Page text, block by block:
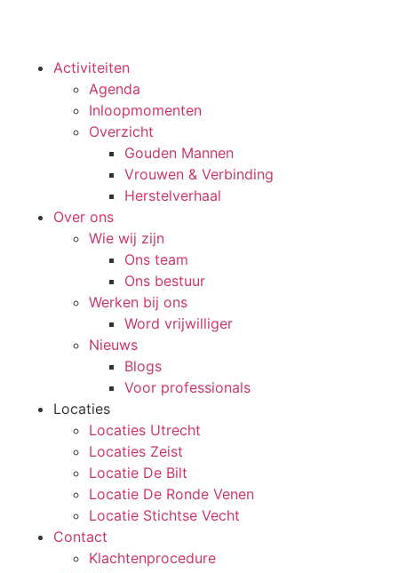
Activiteiten
Agenda
Inloopmomenten
Overzicht
Gouden Mannen
Vrouwen & Verbinding
Herstelverhaal
Over ons
Wie wij zijn
Ons team
Ons bestuur
Werken bij ons
Word vrijwilliger
Nieuws
Blogs
Voor professionals
Locaties
Locaties Utrecht
Locaties Zeist
Locatie De Bilt
Locatie De Ronde Venen
Locatie Stichtse Vecht
Contact
Klachtenprocedure